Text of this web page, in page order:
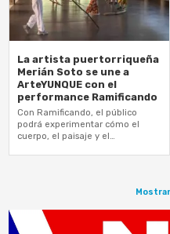
La artista puertorriqueña
Merián Soto se une a
ArteYUNQUE con el
performance Ramificando
Con Ramificando, el público
podrá experimentar cómo el
cuerpo, el paisaje y el